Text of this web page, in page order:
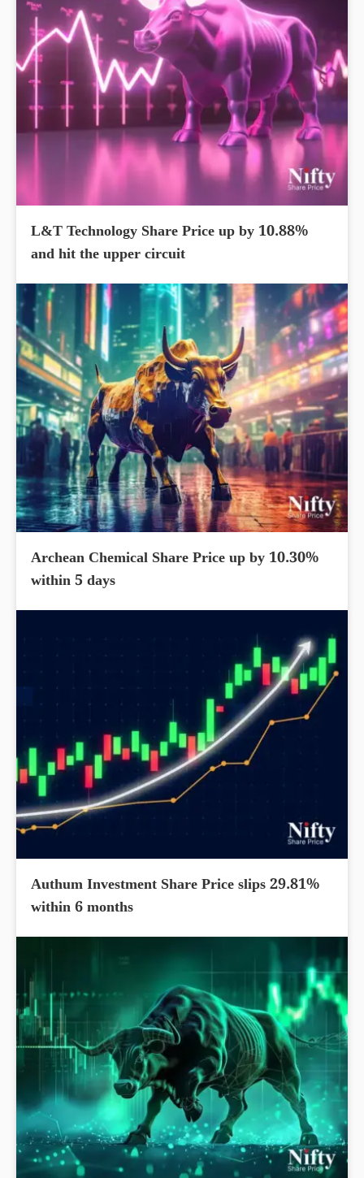
L&T Technology Share Price up by 10.88%
and hit the upper circuit
Archean Chemical Share Price up by 10.30%
within 5 days
Authum Investment Share Price slips 29.81%
within 6 months